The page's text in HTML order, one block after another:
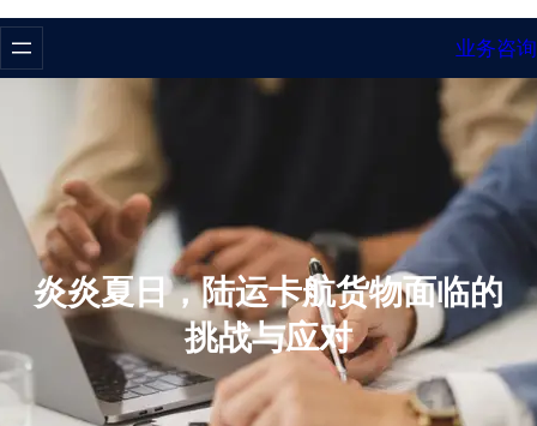
业务咨询
炎炎夏日，陆运卡航货物面临的
挑战与应对